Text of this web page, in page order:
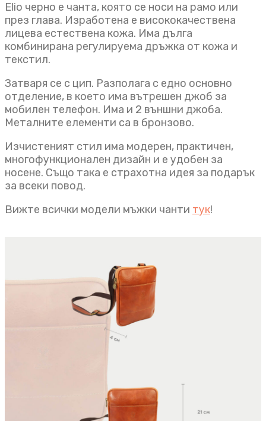
Elio черно e чанта, която се носи на рамо или
през глава. Изработена е висококачествена
лицева естествена кожа. Има дълга
комбинирана регулируема дръжка от кожа и
текстил.
Затваря се с цип. Разполага с едно основно
отделение, в което има вътрешен джоб за
мобилен телефон. Има и 2 външни джоба.
Металните елементи са в бронзово.
Изчистеният стил има модерен, практичен,
многофункционален дизайн и е удобен за
носене. Също така е страхотна идея за подарък
за всеки повод.
Вижте всички модели мъжки чанти тук!